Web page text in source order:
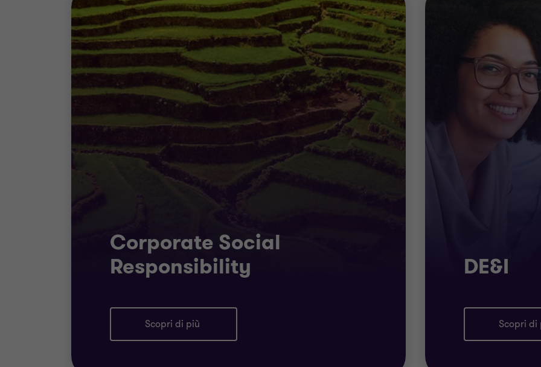
Corporate Social
Responsibility
Scopri di più
DE&I
Scopri di